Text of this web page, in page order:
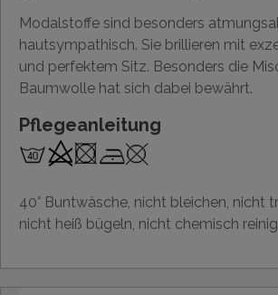
Modalstoffe sind besonders
hautsympathisch. Sie brillieren mit
und perfektem Sitz. Besonders die
Baumwolle hat sich dabei bewährt.
Pflegeanleitung
40° Buntwäsche, nicht bleichen, nicht
nicht heiß bügeln, nicht chemisch